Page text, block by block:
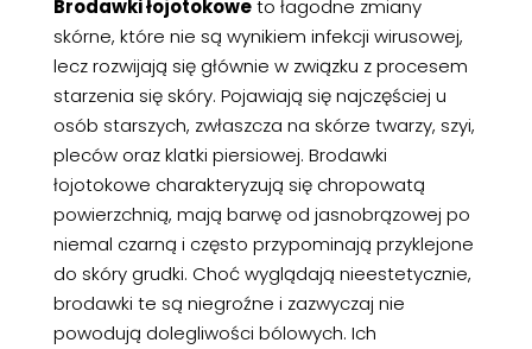
Brodawki łojotokoweto łagodne zmiany
skórne, które nie są wynikiem infekcji wirusowej,
lecz rozwijają się głównie w związku z procesem
starzenia się skóry. Pojawiają się najczęściej u
osób starszych, zwłaszcza na skórze twarzy, szyi,
pleców oraz klatki piersiowej. Brodawki
łojotokowe charakteryzują się chropowatą
powierzchnią, mają barwę od jasnobrązowej po
niemal czarną i często przypominają przyklejone
do skóry grudki. Choć wyglądają nieestetycznie,
brodawki te są niegroźne i zazwyczaj nie
powodują dolegliwości bólowych. Ich